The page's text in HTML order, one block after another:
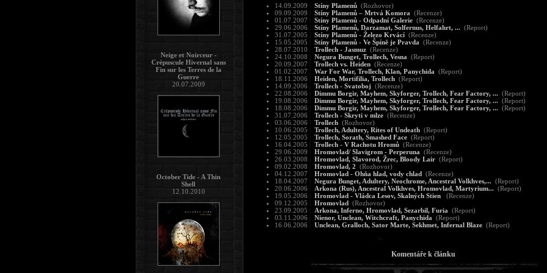
14.09.2009 Stíny Plamenů (Rozhovor)
09.09.2009
Stíny Plamenů – Mrtvá Komora (Recenze)
01.07.2007
Stíny Plamenů - Odpadní Galerie (Recenze)
29.06.2006
Stíny Plamenů, Darzamat, Solfernus, Helfahrt, ... (Report)
31.07.2005
Stíny Plamenů - Železo Krvácí (Recenze)
15.05.2005
Stíny Plamenů - Ve Špíně je Pravda (Recenze)
28.07.2010
Trollech - Jasmuz (Recenze)
24.10.2008
Negura Bunget, Trollech, Vesna (Report)
20.09.2007
Trollech vs. Heiden (Recenze)
01.02.2007
War For War, Trollech, Klan, Panychida (Report)
18.11.2006
Heiden, Mortifilia, Trollech (Report)
14.09.2006
Trollech - Svatoboj (Recenze)
22.08.2006
Dimmu Borgir, Mayhem, Skyforger, Trollech, Fear Factory, ... (Report)
19.08.2006
Dimmu Borgir, Mayhem, Skyforger, Trollech, Fear Factory, ... (Report)
18.08.2006
Dimmu Borgir, Mayhem, Skyforger, Trollech, Fear Factory, ... (Report)
31.07.2006
Trollech - Skryti v mlze (Recenze)
03.06.2006
Trollech (Rozhovor)
10.06.2005
Trollech, Adultery, Rites of Undeath (Report)
12.05.2005
Trollech, Sorath, Smashed Face (Report)
16.04.2005
Trollech - V Rachotu Hromů (Recenze)
29.06.2009
Hromovlad/ Slavigrom - Perperuna (Recenze)
26.03.2008
Hromovlad, Slavorod, Žrec, Bloody Lair (Report)
09.02.2008
Hromovlad, 2 (Rozhovor)
04.12.2007
Hromovlad - Ohňa hlad, vody chlad (Recenze)
18.04.2007
Negura Bunget, Adultery, Neochrome, Ancestral Volkhves,... (Report)
20.06.2006
Arkona (Rus), Ancestral Volkhves, Hromovlad, Martyrium... (Report)
19.05.2006
Hromovlad - Vládca Lesov, Skalných Stien
(Recenze)
09.12.2005
Hromovlad (Rozhovor)
23.09.2005
Arkona, Inferno, Hromovlad, Sezarbil, Furia (Report)
03.11.2006
Nienor, Unclean, Witchcraft, Panychida (Report)
16.06.2006
Unclean, Gralloch, Sator Marte, Sekhmet, Infernal Blaze (Report)
Komentáře k článku
Neige et Noirceur -
Crépuscule Hivernal sans
Fin sur les Terres de la
Guerre
20.07.2009
October Tide - A Thin
Shell
12.10.2010